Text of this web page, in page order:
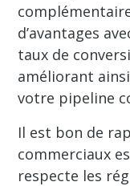
d’avantages
taux de
améliorant
votre pipeline
Il est bon de
commerciaux
respecte les